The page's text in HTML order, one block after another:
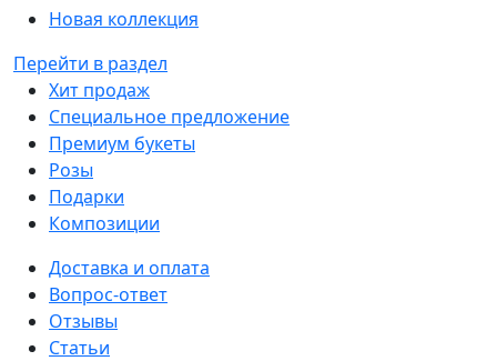
Новая коллекция
Перейти в раздел
Хит продаж
Специальное предложение
Премиум букеты
Розы
Подарки
Композиции
Доставка и оплата
Вопрос-ответ
Отзывы
Статьи